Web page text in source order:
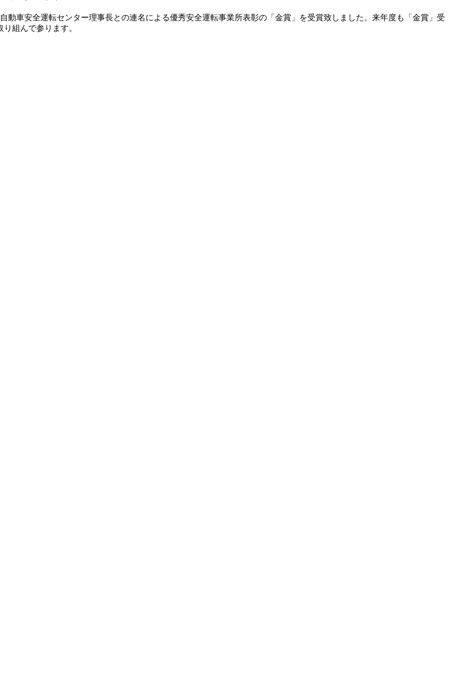
動車安全運転センター理事長との連名による優秀安全運転事業所表彰の「金賞」を受賞致しました。来年度も「金賞」受
組んで参ります。